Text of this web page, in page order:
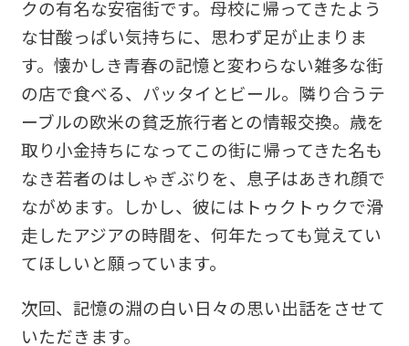
クの有名な安宿街です。母校に帰ってきたよう
な甘酸っぱい気持ちに、思わず足が止まりま
す。懐かしき青春の記憶と変わらない雑多な街
の店で食べる、パッタイとビール。隣り合うテ
ーブルの欧米の貧乏旅行者との情報交換。歳を
取り小金持ちになってこの街に帰ってきた名も
なき若者のはしゃぎぶりを、息子はあきれ顔で
ながめます。しかし、彼にはトゥクトゥクで滑
走したアジアの時間を、何年たっても覚えてい
てほしいと願っています。
次回、記憶の淵の白い日々の思い出話をさせて
いただきます。